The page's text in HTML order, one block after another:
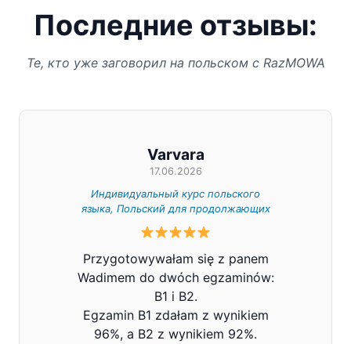
Последние отзывы:
Те, кто уже заговорил на польском с RazMOWA
Varvara
17.06.2026
Индивидуальный курс польского
языка, Польский для продолжающих
Przygotowywałam się z panem
Wadimem do dwóch egzaminów:
B1 i B2.
Egzamin B1 zdałam z wynikiem
96%, a B2 z wynikiem 92%.